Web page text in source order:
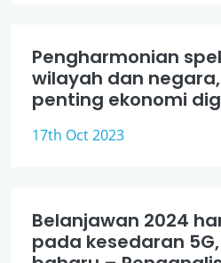
Pengharmonian
wilayah dan
penting ekonomi
17th Oct 2023
Belanjawan 2024
pada kesedaran